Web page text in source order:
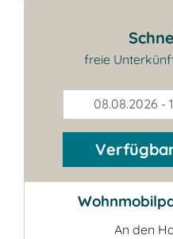
freie
08.08.2026 -
An den